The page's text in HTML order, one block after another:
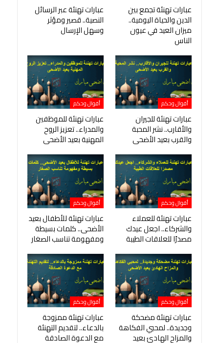
عبارات تهنئة تجمع بين
الدين والحياة اليومية..
ميزان العيد في عيون
الناس
عبارات تهنئة عبر الرسائل
النصية.. قصير ومؤثر
وسهل الإرسال
أقوال وحكم
عبارات تهنئة للجيران
والأقارب.. نشر المحبة
والقرب بعيد الأضحى
أقوال وحكم
عبارات تهنئة للموظفين
والمدراء.. تعزيز الروح
المهنية بعيد الأضحى
أقوال وحكم
عبارات تهنئة للعملاء
والشركاء.. اجعل عيدك
مصدرًا للعلاقات الطيبة
أقوال وحكم
عبارات تهنئة للأطفال بعيد
الأضحى.. كلمات بسيطة
ومفهومة تناسب الصغار
أقوال وحكم
عبارات تهنئة مضحكة
وجديدة.. لمحبي الفكاهة
والمزاح الهادئ بعيد
أقوال وحكم
عبارات تهنئة ممزوجة
بالدعاء.. لتقديم التهنئة
مع الدعوة الصادقة